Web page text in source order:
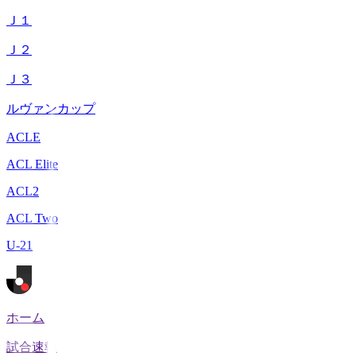
Ｊ１
Ｊ２
Ｊ３
ルヴァンカップ
ACLE
ACL Elite
ACL2
ACL Two
U-21
ホーム
試合速報